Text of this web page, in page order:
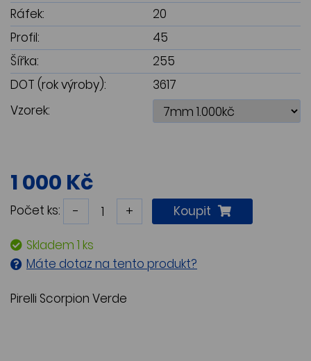
Ráfek:
20
Profil:
45
Šířka:
255
DOT (rok výroby):
3617
Vzorek:
1 000 Kč
Počet ks: - + Koupit
Skladem 1 ks
Máte dotaz na tento produkt?
Pirelli Scorpion Verde